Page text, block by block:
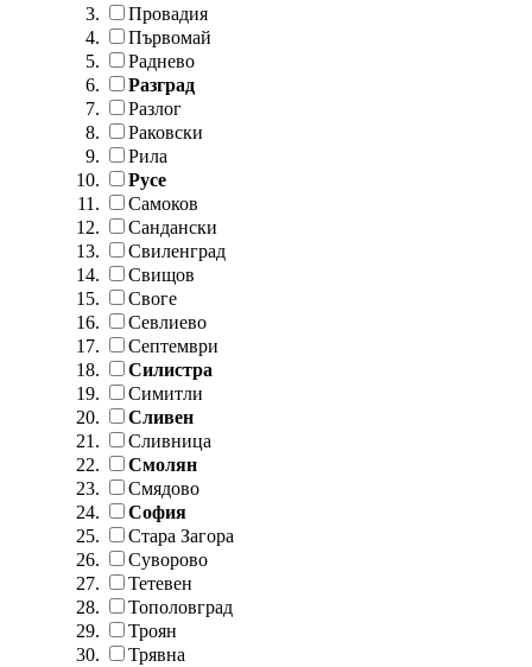
Провадия
Първомай
Раднево
Разград
Разлог
Раковски
Рила
Русе
Самоков
Сандански
Свиленград
Свищов
Своге
Севлиево
Септември
Силистра
Симитли
Сливен
Сливница
Смолян
Смядово
София
Стара Загора
Суворово
Тетевен
Тополовград
Троян
Трявна